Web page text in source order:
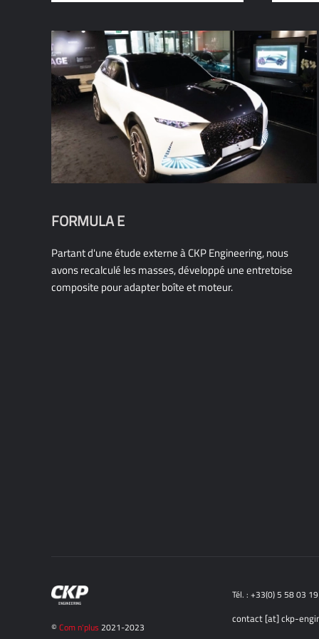
FORMULA E
Partant d'une étude externe à CKP Engineering, nous
avons recalculé les masses, développé une entretoise
composite pour adapter boîte et moteur.
© Com n'plus 2021-2023
Tél. : +33(0) 5 58 03
contact [at] ckp-